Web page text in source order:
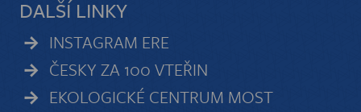
DALŠÍ LINKY
INSTAGRAM ERE
ČESKY ZA 100 VTEŘIN
EKOLOGICKÉ CENTRUM MOST